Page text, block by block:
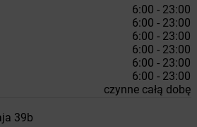
6:00 - 23:00
6:00 - 23:00
6:00 - 23:00
6:00 - 23:00
6:00 - 23:00
6:00 - 23:00
czynne całą dobę
39b